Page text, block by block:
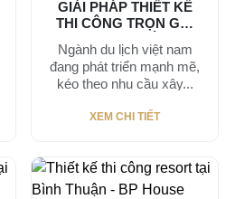
GIẢI PHÁP THIẾT KẾ
THI CÔNG TRỌN GÓI
Ngành du lịch việt nam
đang phát triển mạnh mẽ,
kéo theo nhu cầu xây...
XEM CHI TIẾT